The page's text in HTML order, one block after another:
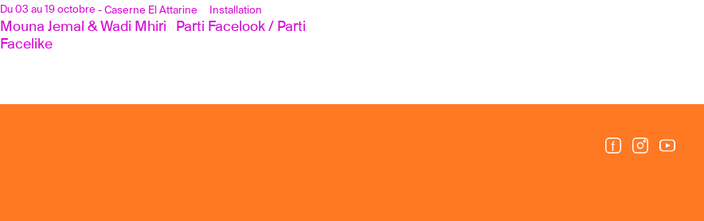
Du 03 au 19 octobre - Caserne El Attarine Installation
Mouna Jemal & Wadi Mhiri   Parti Facelook / Parti